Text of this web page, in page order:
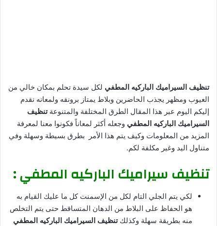
تنظيف السيراميك الباركيه المطفي لكل سيدة تحلم بمكان خالي من
العيوب ومظهر يجذب الحاضرين وبلاط يمتاز برونقه ولمعانه نقدم
إليكم اليوم عبر هذا المقال الطرق المختلفة والمتنوعةتنظيف
السيراميك الباركيه المطفي وجعله أكثر لمعاناً فكونوا معنا لمعرفة
المزيد من المعلومات وكيف يتم هذا الأمر بطرق بسيطة وسهلة وفي
متناول اليد وغير مكلفة لكم.
تنظيف سيراميك الباركيه المطفي :
لكي يتم الجلي التام لكل من الإسمنت كل ما عليك القيام به
هو الحفاظ على البلاط من الدهان المتساقط حتى يتم التخلص
منه بطريقة سهلة وكذلكتنظيف السيراميك الباركيه المطفي